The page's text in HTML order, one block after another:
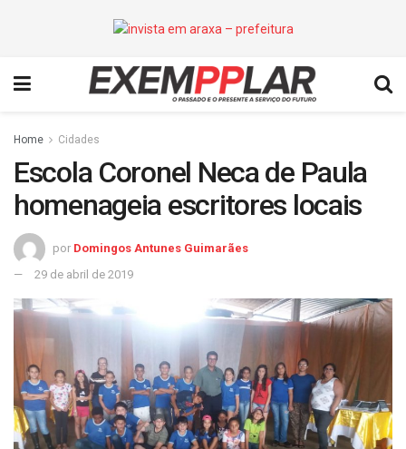
Home Cidades
Escola Coronel Neca de Paula
homenageia escritores locais
por Domingos Antunes Guimarães
29 de abril de 2019